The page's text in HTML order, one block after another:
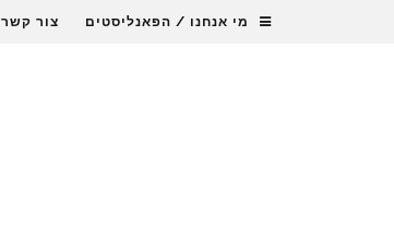
מי אנחנו / הפאנליסטים צור קשר